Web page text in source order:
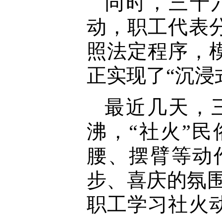
动，职工代表
照法定程序，
正实现了“沉
最近几天，
沸，“社火”
腰、摆臂等动
步、喜庆的氛
职工学习社火